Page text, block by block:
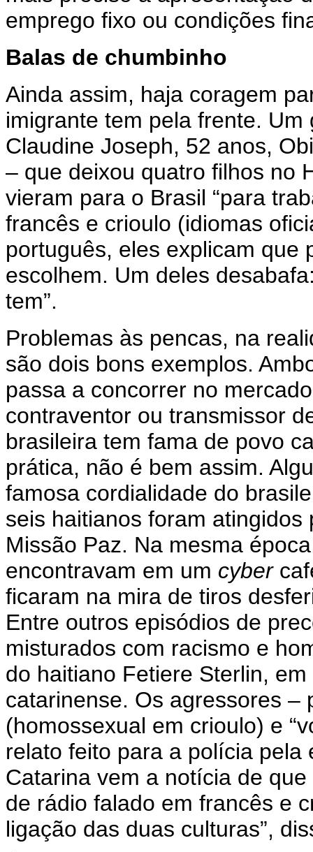
emprego fixo ou condições
Balas de chumbinho
Ainda assim, haja coragem
imigrante tem pela frente.
Claudine Joseph, 52 anos,
– que deixou quatro filhos no
vieram para o Brasil “para
francês e crioulo (idiomas
português, eles explicam que
escolhem. Um deles
tem”.
Problemas às pencas, na
são dois bons exemplos.
passa a concorrer no
contraventor ou transmissor
brasileira tem fama de povo
prática, não é bem assim.
famosa cordialidade do
seis haitianos foram
Missão Paz. Na mesma
encontravam em um cyber
ficaram na mira de tiros
Entre outros episódios de
misturados com racismo e
do haitiano Fetiere Sterlin,
catarinense. Os agressores
(homossexual em crioulo) e
relato feito para a polícia
Catarina vem a notícia de
de rádio falado em francês e
ligação das duas culturas”,